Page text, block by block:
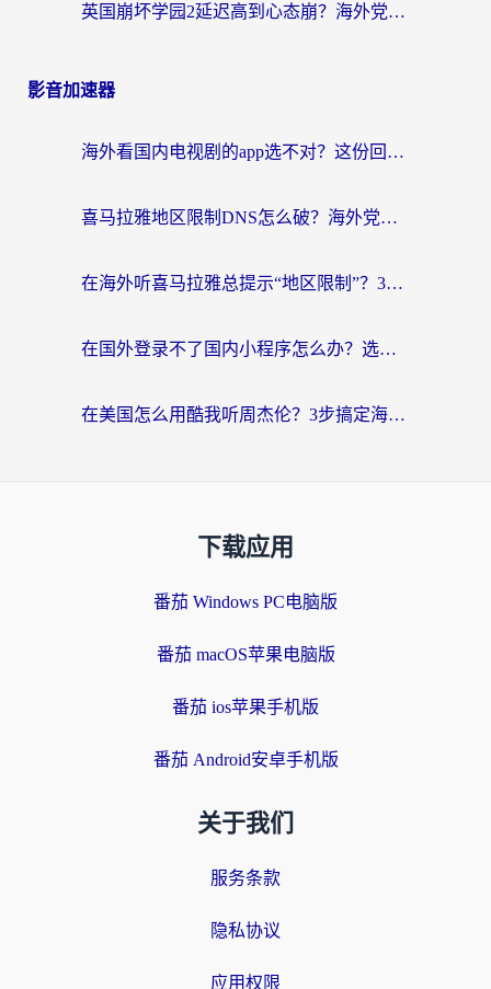
英国崩坏学园2延迟高到心态崩？海外党国服游戏加速终极指南
影音加速器
海外看国内电视剧的app选不对？这份回国加速器避坑指南帮你流畅追剧
喜马拉雅地区限制DNS怎么破？海外党听国内音乐听书的终极解决方案
在海外听喜马拉雅总提示“地区限制”？3步轻松解除+听国内音乐全攻略
在国外登录不了国内小程序怎么办？选对回国加速器，轻松解锁国内资源
在美国怎么用酷我听周杰伦？3步搞定海外听歌难题
下载应用
番茄 Windows PC电脑版
番茄 macOS苹果电脑版
番茄 ios苹果手机版
番茄 Android安卓手机版
关于我们
服务条款
隐私协议
应用权限